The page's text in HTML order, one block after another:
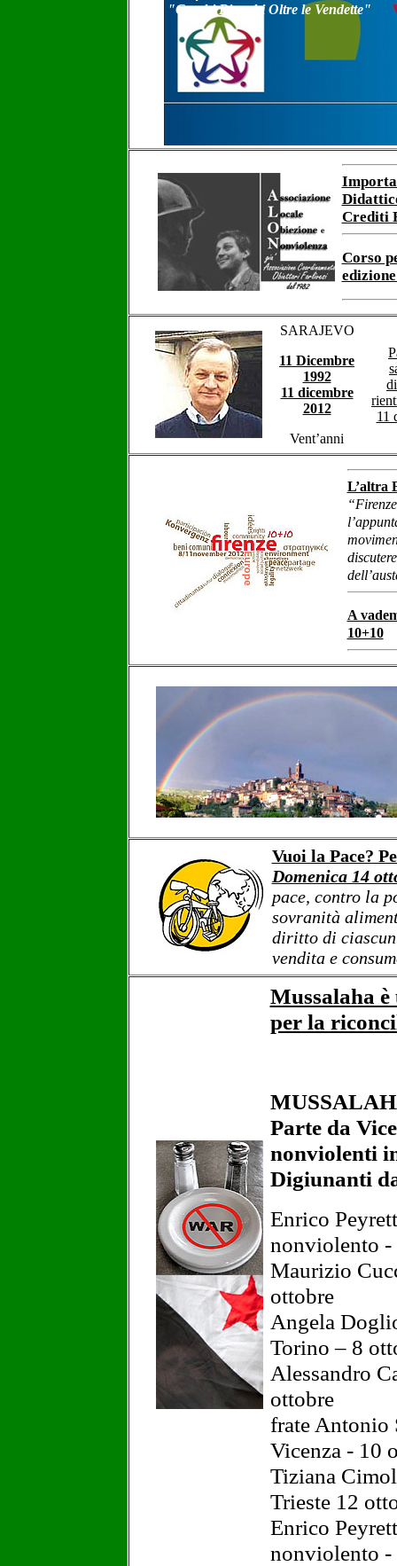
"Caschi Bianchi Oltre le Vendette"
Crediti
Corso
SARAJEVO
11 Dicembre
1992
11 dicembre
2012
Vent’anni
11
L’altra
A
10+10
Vuoi la Pace?
Domenica 14
pace, contro la
sovranità
diritto di
vendita e
Mussalaha è
per la
Parte da
nonviolenti
Digiunanti
Enrico
nonviolento -
Maurizio
ottobre
Angela
Torino – 8
Alessandro
ottobre
frate Antonio
Vicenza - 10
Tiziana
Trieste 12
Enrico
nonviolento -